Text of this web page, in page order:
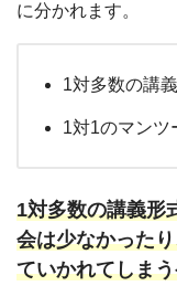
に分かれます。
1対多数の講
1対1のマンツ
1対多数の講義形
会は少なかった
ていかれてしま